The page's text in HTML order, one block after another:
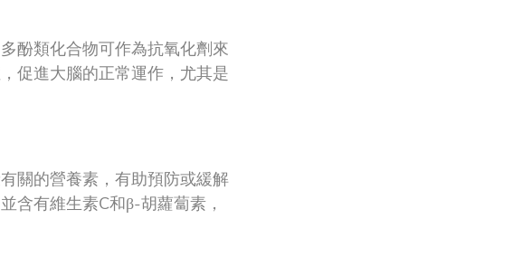
酚類化合物可作為抗氧化劑來
促進大腦的正常運作，尤其是
關的營養素，有助預防或緩解
含有維生素C和β-胡蘿蔔素，